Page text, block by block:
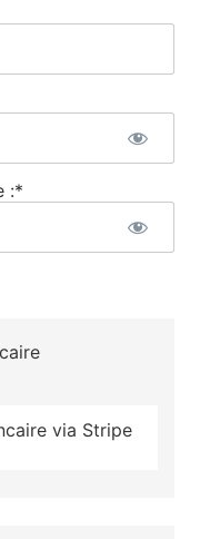
:*
via Stripe